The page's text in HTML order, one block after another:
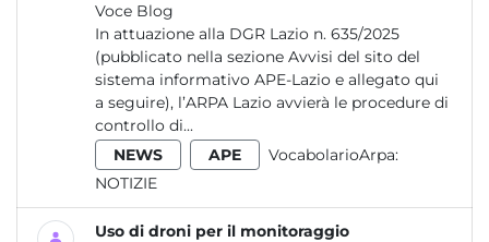
Voce Blog
In attuazione alla DGR Lazio n. 635/2025
(pubblicato nella sezione Avvisi del sito del
sistema informativo APE-Lazio e allegato qui
a seguire), l’ARPA Lazio avvierà le procedure di
controllo di...
NEWS
APE
VocabolarioArpa:
NOTIZIE
Uso di droni per il monitoraggio